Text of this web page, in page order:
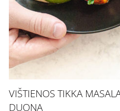
VIŠTIENOS TIKKA
DUONA